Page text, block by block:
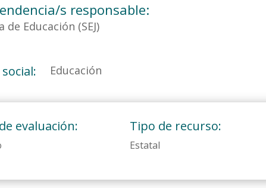
s responsable:
de Educación (SEJ)
Educación
evaluación: Tipo de recurso:
Estatal